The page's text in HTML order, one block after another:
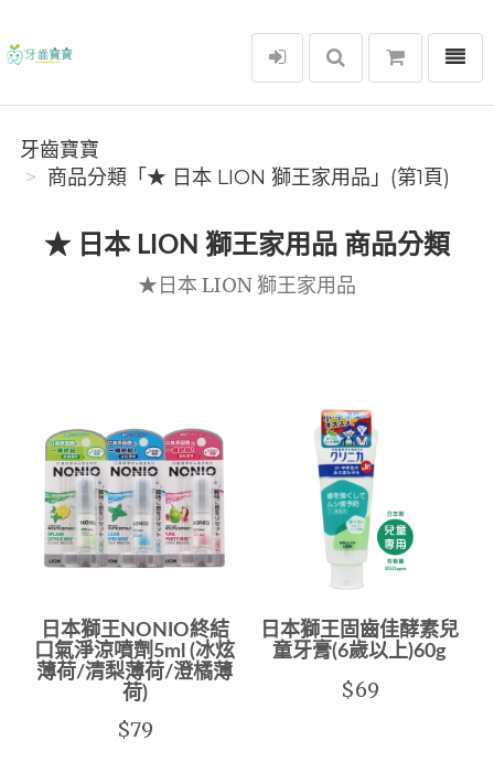
牙齒寶寶
選單
牙齒寶寶
商品分類「★ 日本 LION 獅王家用品」(第1頁)
★ 日本 LION 獅王家用品 商品分類
★日本 LION 獅王家用品
日本獅王NONIO終結
口氣淨涼噴劑5ml (冰炫
薄荷/清梨薄荷/澄橘薄
荷)
$79
日本獅王固齒佳酵素兒
童牙膏(6歲以上)60g
$69